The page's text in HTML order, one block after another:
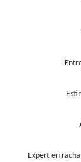
Expert en